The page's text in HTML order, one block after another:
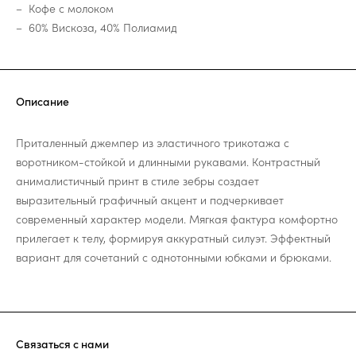
Кофе с молоком
60% Вискоза, 40% Полиамид
Описание
Приталенный джемпер из эластичного трикотажа с
воротником-стойкой и длинными рукавами. Контрастный
анималистичный принт в стиле зебры создает
выразительный графичный акцент и подчеркивает
современный характер модели. Мягкая фактура комфортно
прилегает к телу, формируя аккуратный силуэт. Эффектный
вариант для сочетаний с однотонными юбками и брюками.
Связаться с нами